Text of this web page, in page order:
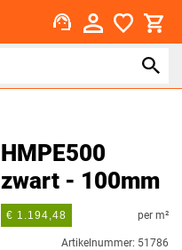
support_agent
HMPE500
zwart - 100mm
€ 1.194,48 per m²
Artikelnummer: 51786